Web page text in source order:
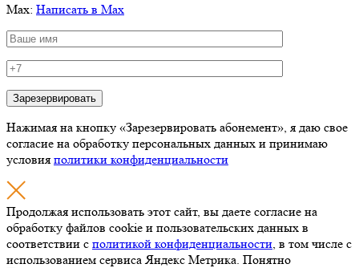
Мах: Написать в Max
Нажимая на кнопку «Зарезервировать абонемент», я даю свое
согласие на обработку персональных данных и принимаю
условия политики конфиденциальности
Продолжая использовать этот сайт, вы даете согласие на
обработку файлов cookie и пользовательских данных в
соответствии с политикой конфиденциальности , в том числе с
использованием сервиса Яндекс Метрика. Понятно